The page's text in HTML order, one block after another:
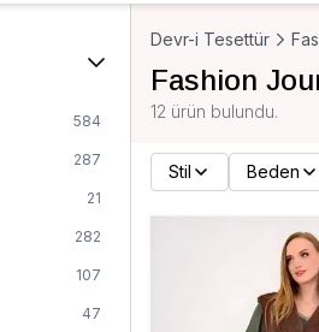
584
287
21
282
107
47
Devr-i Tesettür
Fashion
12 ürün bulundu.
Stil Beden